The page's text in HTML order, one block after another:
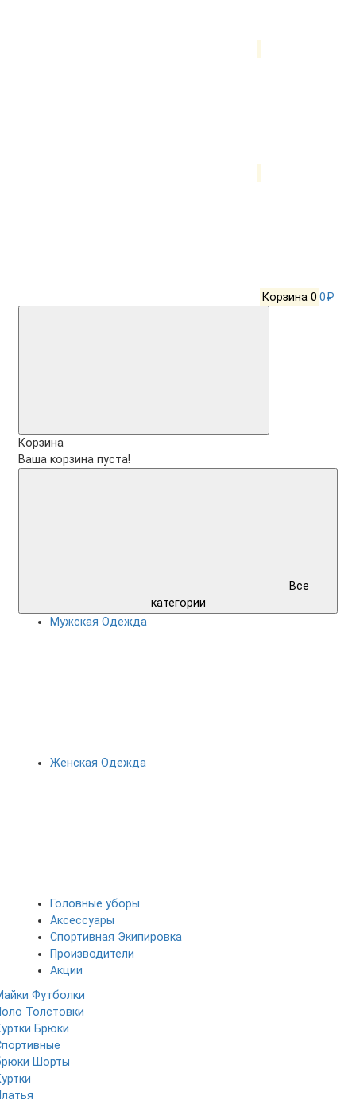
Корзина 0 0₽
Корзина
Ваша корзина пуста!
Все
категории
Мужская Одежда
Женская Одежда
Головные уборы
Аксессуары
Спортивная Экипировка
Производители
Акции
Футболки
Толстовки
Брюки
Шорты